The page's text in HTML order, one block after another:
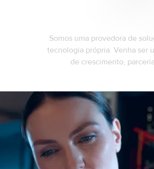
Somos uma provedora de
tecnologia própria. Venha ser
de crescimento,